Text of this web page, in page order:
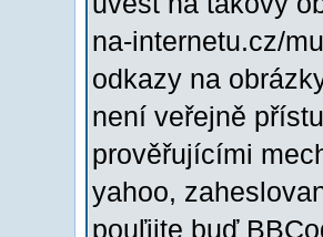
na-internetu.cz/
odkazy na
není veřejně
prověřujícími
yahoo,
pouľijte buď